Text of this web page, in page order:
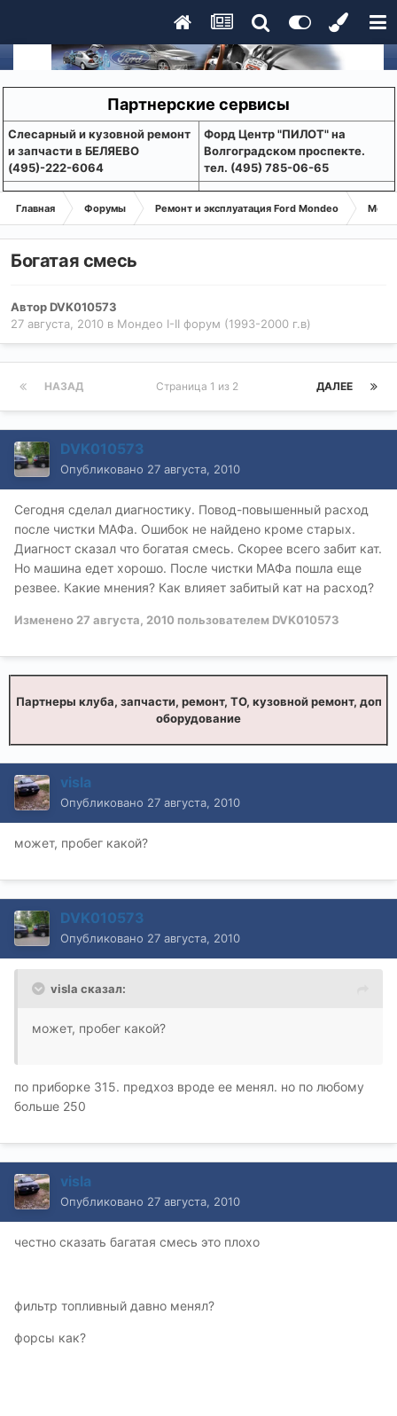
Партнерские сервисы
Слесарный и кузовной ремонт
и запчасти в БЕЛЯЕВО
(495)-222-6064
Форд Центр "ПИЛОТ" на
Волгоградском проспекте.
тел. (495) 785-06-65
Главная Форумы Ремонт и эксплуатация Ford Mondeo
Богатая смесь
АвторDVK010573
27 августа, 2010 в Мондео I-II форум (1993-2000 г.в)
НАЗАД ДАЛЕЕ
Страница 1 из 2
DVK010573
Опубликовано 27 августа, 2010
Сегодня сделал диагностику. Повод-повышенный расход
после чистки МАФа. Ошибок не найдено кроме старых.
Диагност сказал что богатая смесь. Скорее всего забит кат.
Но машина едет хорошо. После чистки МАФа пошла еще
резвее. Какие мнения? Как влияет забитый кат на расход?
Изменено 27 августа, 2010 пользователем DVK010573
Партнеры клуба, запчасти, ремонт, ТО, кузовной ремонт, доп
оборудование
visla
Опубликовано 27 августа, 2010
может, пробег какой?
DVK010573
Опубликовано 27 августа, 2010
visla сказал:
может, пробег какой?
по приборке 315. предхоз вроде ее менял. но по любому
больше 250
visla
Опубликовано 27 августа, 2010
честно сказать багатая смесь это плохо
фильтр топливный давно менял?
форсы как?